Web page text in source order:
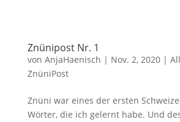
Znünipost Nr. 1
von AnjaHaenisch | Nov. 2, 2020|
ZnüniPost
Znüni war eines der ersten
Wörter, die ich gelernt habe. Und